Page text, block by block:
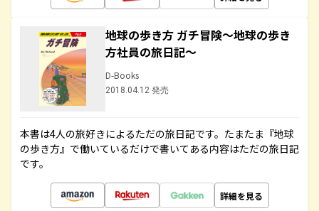
地球の歩き方 ガチ冒険～地球の歩き
方社員の旅日記～
D-Books
2018.04.12 発売
本書は4人の旅好きによるただの旅日記です。たまたま『地球
の歩き方』で働いているだけで書いてある内容はただの旅日記
です。
詳細を見る